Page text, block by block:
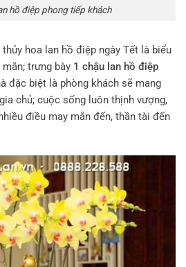
hồ điệp phong tiếp khách
hoa lan hồ điệp ngày Tết là biểu
trưng bày 1 chậu lan hồ điệp
đặc biệt là phòng khách sẽ mang
chủ; cuộc sống luôn thịnh vượng,
điều may mắn đến, thần tài đến